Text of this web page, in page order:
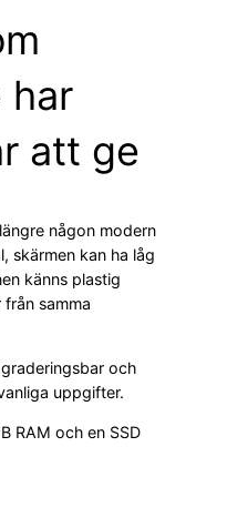
har
att ge
någon modern
skärmen kan ha låg
känns plastig
samma
och
uppgifter.
RAM och en SSD